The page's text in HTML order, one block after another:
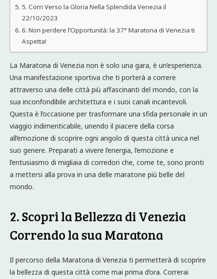
5. Corri Verso la Gloria Nella Splendida Venezia il
22/10/2023
6. Non perdere l’Opportunità: la 37° Maratona di Venezia ti
Aspetta!
La Maratona di Venezia non è solo una gara, è un’esperienza.
Una manifestazione sportiva che ti porterà a correre
attraverso una delle città più affascinanti del mondo, con la
sua inconfondibile architettura e i suoi canali incantevoli.
Questa è l’occasione per trasformare una sfida personale in un
viaggio indimenticabile, unendo il piacere della corsa
all’emozione di scoprire ogni angolo di questa città unica nel
suo genere. Preparati a vivere l’energia, l’emozione e
l’entusiasmo di migliaia di corredori che, come te, sono pronti
a mettersi alla prova in una delle maratone più belle del
mondo.
2. Scopri la Bellezza di Venezia
Correndo la sua Maratona
Il percorso della Maratona di Venezia ti permetterà di scoprire
la bellezza di questa città come mai prima d’ora. Correrai